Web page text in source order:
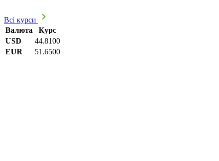
Всі курси
Валюта
Курс
USD
44.8100
EUR
51.6500